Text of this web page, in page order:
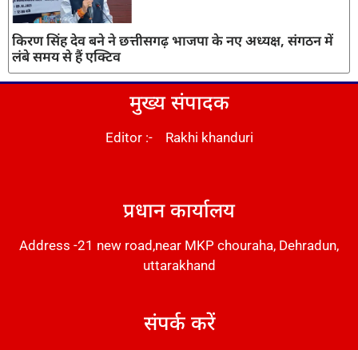
किरण सिंह देव बने ने छत्तीसगढ़ भाजपा के नए अध्यक्ष, संगठन में
लंबे समय से हैं एक्टिव
मुख्य संपादक
Editor :- Rakhi khanduri
प्रधान कार्यालय
Address -21 new road,near MKP chouraha, Dehradun,
uttarakhand
संपर्क करें